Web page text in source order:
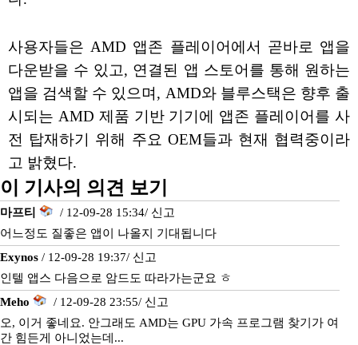
사용자들은 AMD 앱존 플레이어에서 곧바로 앱을
다운받을 수 있고, 연결된 앱 스토어를 통해 원하는
앱을 검색할 수 있으며, AMD와 블루스택은 향후 출
시되는 AMD 제품 기반 기기에 앱존 플레이어를 사
전 탑재하기 위해 주요 OEM들과 현재 협력중이라
고 밝혔다.
이 기사의 의견 보기
마프티 / 12-09-28 15:34/ 신고
어느정도 질좋은 앱이 나올지 기대됩니다
Exynos / 12-09-28 19:37/ 신고
인텔 앱스 다음으로 암드도 따라가는군요 ㅎ
Meho
/ 12-09-28 23:55/ 신고
오, 이거 좋네요. 안그래도 AMD는 GPU 가속 프로그램 찾기가 여
간 힘든게 아니었는데...